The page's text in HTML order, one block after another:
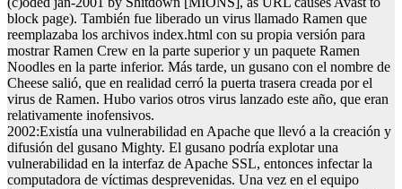
block page). También fue liberado un virus llamado Ramen que
reemplazaba los archivos index.html con su propia versión para
mostrar Ramen Crew en la parte superior y un paquete Ramen
Noodles en la parte inferior. Más tarde, un gusano con el nombre de
Cheese salió, que en realidad cerró la puerta trasera creada por el
virus de Ramen. Hubo varios otros virus lanzado este año, que eran
relativamente inofensivos.
2002:Existía una vulnerabilidad en Apache que llevó a la creación y
difusión del gusano Mighty. El gusano podría explotar una
vulnerabilidad en la interfaz de Apache SSL, entonces infectar la
computadora de víctimas desprevenidas. Una vez en el equipo